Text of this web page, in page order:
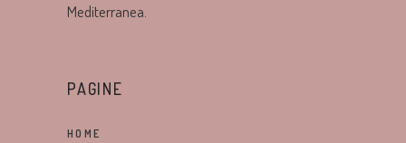
Mediterranea.
PAGINE
HOME